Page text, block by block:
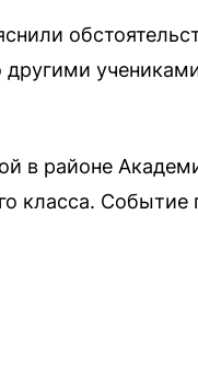
другими
в районе
класса.